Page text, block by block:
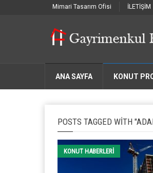
Mimari Tasarım Ofisi İLETİŞİM
ANA SAYFA KONUT
POSTS TAGGED WITH
KONUT HABERLERI